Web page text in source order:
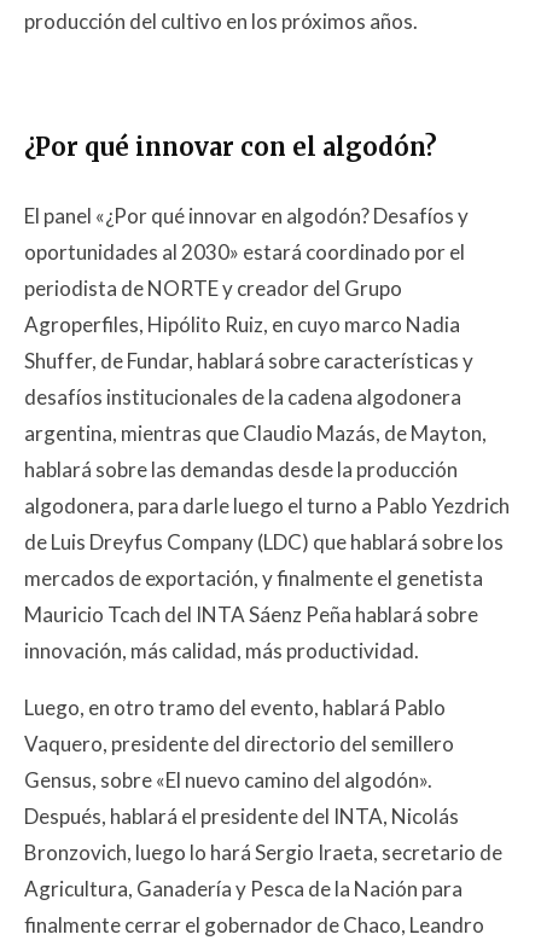
producción del cultivo en los próximos años.
¿Por qué innovar con el algodón?
El panel «¿Por qué innovar en algodón? Desafíos y
oportunidades al 2030» estará coordinado por el
periodista de NORTE y creador del Grupo
Agroperfiles, Hipólito Ruiz, en cuyo marco Nadia
Shuffer, de Fundar, hablará sobre características y
desafíos institucionales de la cadena algodonera
argentina, mientras que Claudio Mazás, de Mayton,
hablará sobre las demandas desde la producción
algodonera, para darle luego el turno a Pablo Yezdrich
de Luis Dreyfus Company (LDC) que hablará sobre los
mercados de exportación, y finalmente el genetista
Mauricio Tcach del INTA Sáenz Peña hablará sobre
innovación, más calidad, más productividad.
Luego, en otro tramo del evento, hablará Pablo
Vaquero, presidente del directorio del semillero
Gensus, sobre «El nuevo camino del algodón».
Después, hablará el presidente del INTA, Nicolás
Bronzovich, luego lo hará Sergio Iraeta, secretario de
Agricultura, Ganadería y Pesca de la Nación para
finalmente cerrar el gobernador de Chaco, Leandro